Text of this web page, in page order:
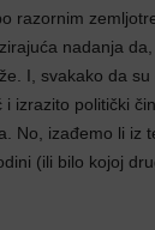
razornim
nadanja
I, svakako da
izrazito politički
No, izađemo li iz
(ili bilo kojoj